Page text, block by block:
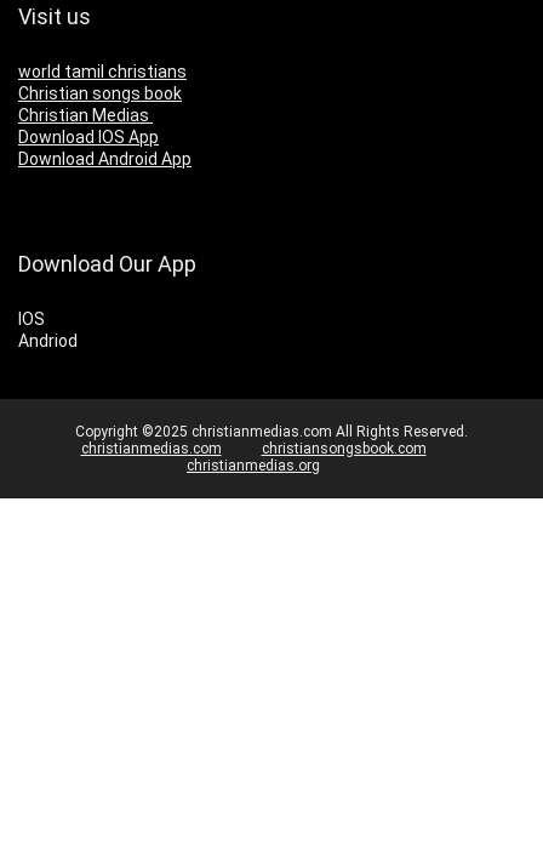
Visit us
world tamil christians
Christian songs book
Christian Medias
Download IOS App
Download Android App
Download Our App
IOS
Andriod
Copyright ©2025 christianmedias.com All Rights Reserved.
christianmedias.com
christiansongsbook.com
christianmedias.org